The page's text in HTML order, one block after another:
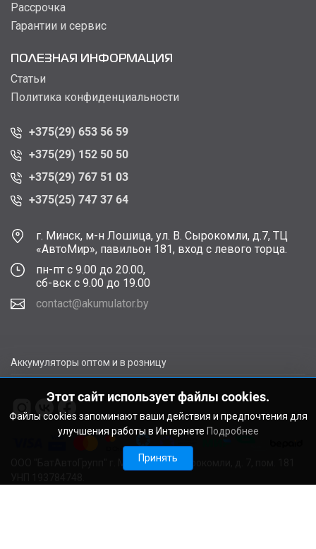
Рассрочка
Гарантии и сервис
ПОЛЕЗНАЯ ИНФОРМАЦИЯ
Статьи
Политика конфиденциальности
+375(29) 653 56 59
+375(29) 152 50 50
+375(29) 767 51 03
+375(25) 747 37 64
г. Минск, м-н Лошица, ул. В. Сырокомли, д.7, ТЦ
«АвтоМир», павильон 181, вход с левого торца.
пн-пт с 9.00 до 20.00,
сб-вск с 9.00 до 19.00
contact@akumulator.by
Аккумуляторы оптом и в розницу
ООО "БатАвтоГрупп" г. Минск, ул. В. Сырокомли, д. 7, пом. 181
Этот сайт использует файлы cookies.
Файлы cookies запоминают ваши действия и предпочтения для
улучшения работы в Интернете Подробнее
Принять